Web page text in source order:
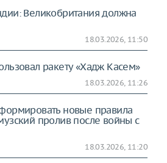
Великобритания должна
18.03.2026, 11:50
ракету «Хадж Касем»
18.03.2026, 11:26
новые правила
пролив после войны с
18.03.2026, 11:20